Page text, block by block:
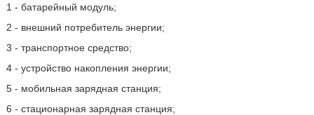
1 - батарейный модуль;
2 - внешний потребитель энергии;
3 - транспортное средство;
4 - устройство накопления энергии;
5 - мобильная зарядная станция;
6 - стационарная зарядная станция;